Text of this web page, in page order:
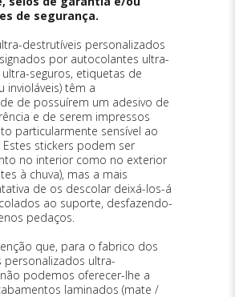
de segurança.
destrutíveis personalizados
por autocolantes ultra-
ultra-seguros, etiquetas de
invioláveis) têm a
de possuírem um adesivo de
e de serem impressos
particularmente sensível ao
Estes stickers podem ser
no interior como no exterior
à chuva), mas a mais
de os descolar deixá-los-á
ao suporte, desfazendo-
pedaços.
que, para o fabrico dos
personalizados ultra-
podemos oferecer-lhe a
laminados (mate /